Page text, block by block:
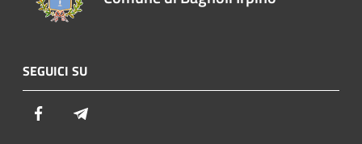
SEGUICI SU
Facebook